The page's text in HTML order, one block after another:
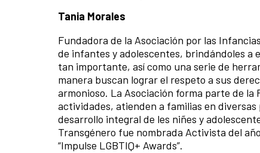
Tania Morales
Fundadora de la Asociación por las
de infantes y adolescentes, brindándoles a
tan importante, así como una serie de
manera buscan lograr el respeto a sus
armonioso. La Asociación forma parte de la
actividades, atienden a familias en
desarrollo integral de les niñes y
Transgénero fue nombrada Activista del
“Impulse LGBTIQ+ Awards”.